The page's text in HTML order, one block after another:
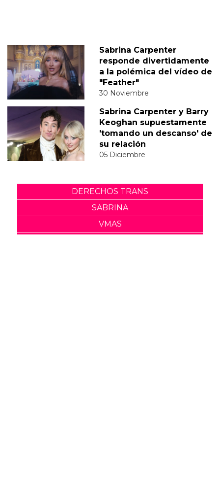
Sabrina Carpenter
responde divertidamente
a la polémica del vídeo de
"Feather"
30 Noviembre
Sabrina Carpenter y Barry
Keoghan supuestamente
'tomando un descanso' de
su relación
05 Diciembre
DERECHOS TRANS
SABRINA
VMAS